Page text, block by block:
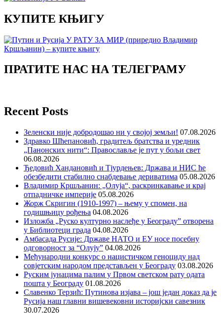
КУПИТЕ КЊИГУ
ПРАТИТЕ НАС НА ТЕЛЕГРАМУ
Recent Posts
Зеленски није добродошао ни у својој земљи! 07.08.2026
Здравко Шћепановић, градитељ братства и уредник
„Панонских нити“: Православље је пут у бољи свет
06.08.2026
Ђедовић Хандановић и Тјурдењев: Држава и НИС ће
обезбедити стабилно снабдевање дериватима 05.08.2026
Владимир Кршљанин: „Олуја“, раскринкавање и крај
отпадничке империје 05.08.2026
Жорж Скригин (1910-1997) – њему у спомен, на
годишњицу рођења 04.08.2026
Изложба „Руско културно наслеђе у Београду” отворена
у Библиотеци града 04.08.2026
Амбасада Русије: Државе НАТО и ЕУ носе посебну
одговорност за “Олују” 04.08.2026
Међународни конкурс о нацистичком геноциду над
совјетским народом представљен у Београду 03.08.2026
Руским јунацима палим у Првом светском рату одата
пошта у Београду 01.08.2026
Славенко Терзић: Путинова изјава – још један доказ да је
Русија наш главни вишевековни историјски савезник
30.07.2026